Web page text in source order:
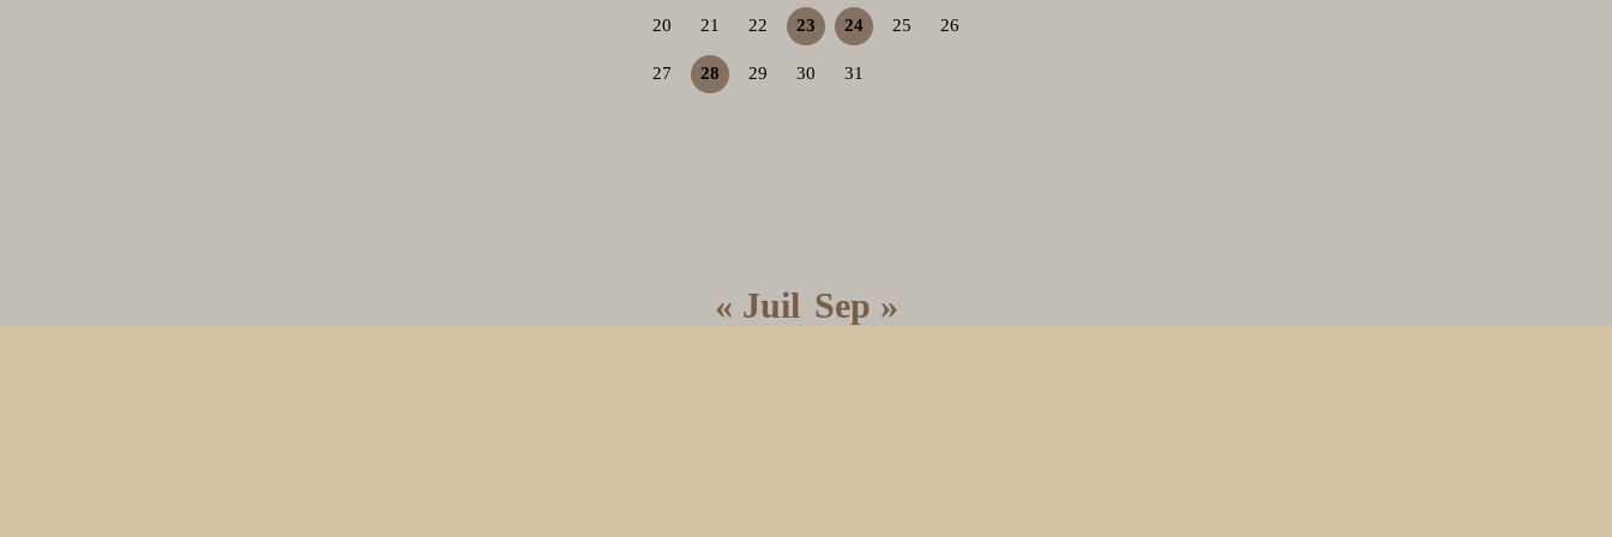
20 21 22 23 24 25 26
27 28 29 30 31
« Juil Sep »